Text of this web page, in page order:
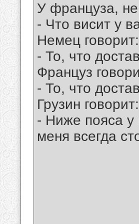
У француза,
- Что висит у
Немец говорит:
- То, что
Француз
- То, что
Грузин говорит:
- Ниже пояса у
меня всегда